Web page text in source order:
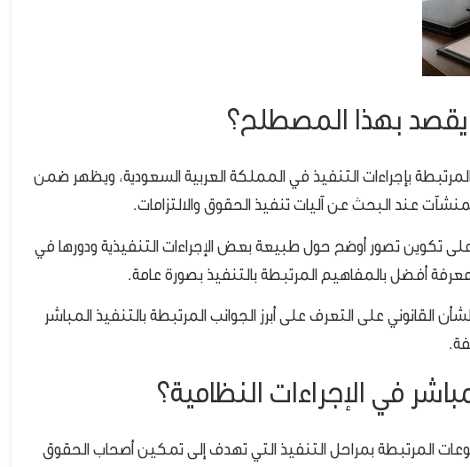
يقصد بهذا المصطلح؟
بإجراءات التنفيذ في المملكة العربية السعودية، ويظهر ضمن
عند البحث عن آليات تنفيذ الحقوق والالتزامات.
تكوين تصور أوضح حول طبيعة بعض الإجراءات التنفيذية ودورها في
أفضل بالمفاهيم المرتبطة بالتنفيذ بصورة عامة.
القانوني على التعرف على أبرز الجوانب المرتبطة بالتنفيذ المباشر
في الإجراءات النظامية؟
المرتبطة بمراحل التنفيذ التي تهدف إلى تمكين أصحاب الحقوق